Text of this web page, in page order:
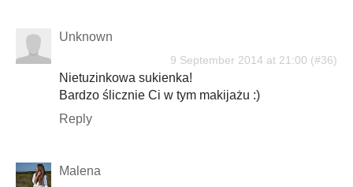
Unknown
9 September 2014 at 21:00
Nietuzinkowa sukienka!
Bardzo ślicznie Ci w tym makijażu :)
Reply
Malena